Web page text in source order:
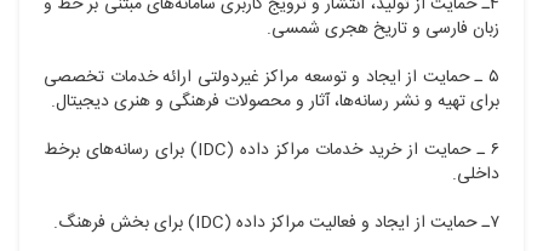
زبان فارسی و تاریخ هجری شمسی.
۵ ـ حمایت از ایجاد و توسعه مراکز غیردولتی ارائه خدمات تخصصی
برای تهیه و نشر رسانه‌ها، آثار و محصولات فرهنگی و هنری دیجیتال.
۶ ـ حمایت از خرید خدمات مراکز داده (IDC) برای رسانه‌های برخط
داخلی.
۷ـ حمایت از ایجاد و فعالیت مراکز داده (IDC) برای بخش فرهنگ.